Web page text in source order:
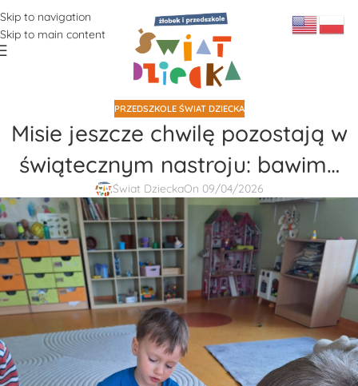
Skip to navigation
Skip to main content
PRZEDSZKOLE ŚWIAT DZIECKA
Misie jeszcze chwilę pozostają w
świątecznym nastroju: bawim…
Świat DzieckaOn 09/04/2026